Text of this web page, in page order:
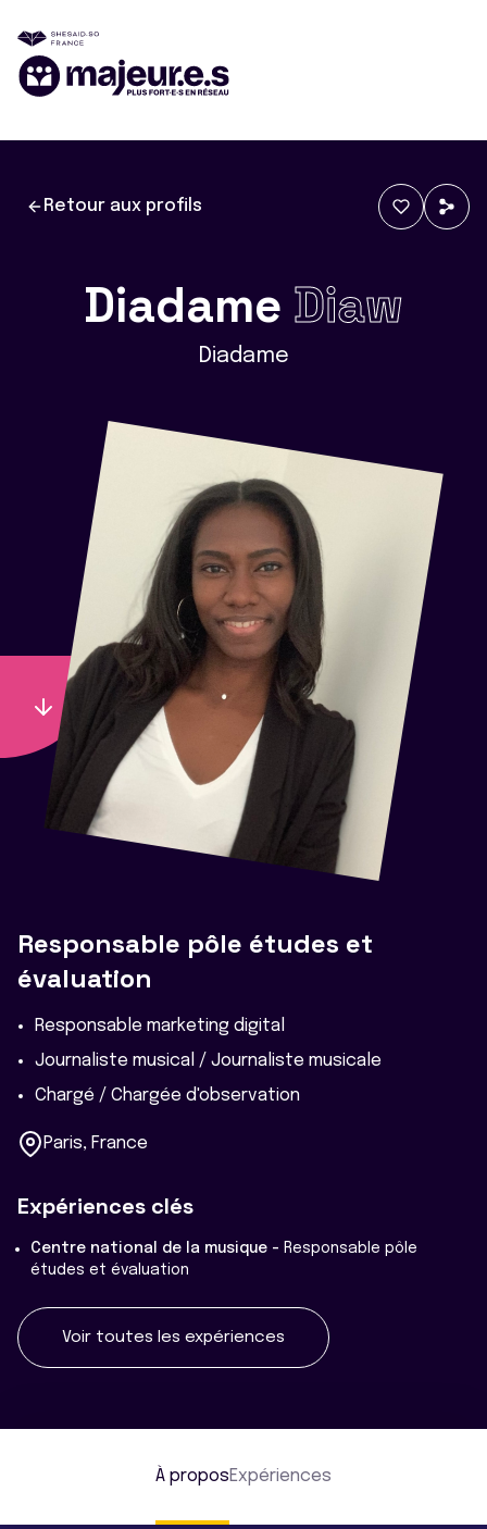
Retour aux profils
Diadame Diaw
Diadame
Responsable pôle études et
évaluation
Responsable marketing digital
Journaliste musical / Journaliste musicale
Chargé / Chargée d'observation
Paris, France
Expériences clés
Centre national de la musique - Responsable pôle
études et évaluation
Voir toutes les expériences
À proposExpériences